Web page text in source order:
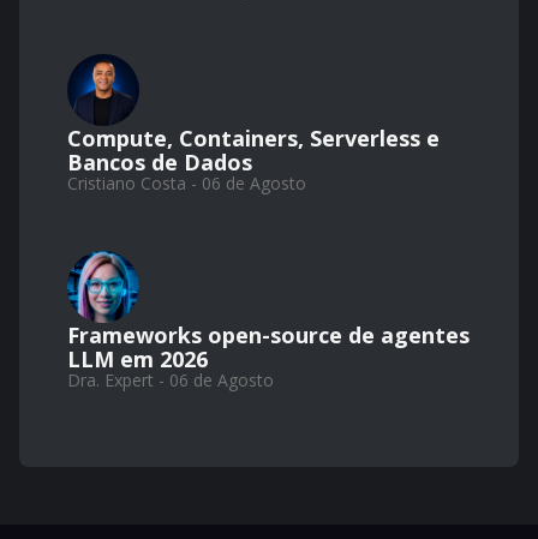
Compute, Containers, Serverless e
Bancos de Dados
Cristiano Costa - 06 de Agosto
Frameworks open-source de agentes
LLM em 2026
Dra. Expert - 06 de Agosto